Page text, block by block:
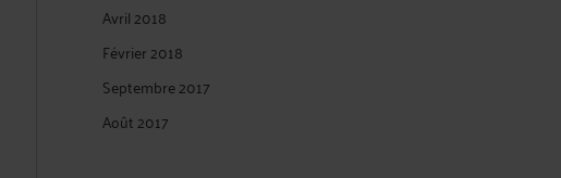
Avril 2018
Février 2018
Septembre 2017
Août 2017